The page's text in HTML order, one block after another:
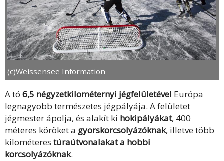
(c)Weissensee Information
A tó 6,5 négyzetkilométernyi jégfelületével Európa
legnagyobb természetes jégpályája. A felületet
jégmester ápolja, és alakít ki hokipályákat, 400
méteres köröket a gyorskorcsolyázóknak, illetve több
kilométeres túraútvonalakat a hobbi
korcsolyázóknak.